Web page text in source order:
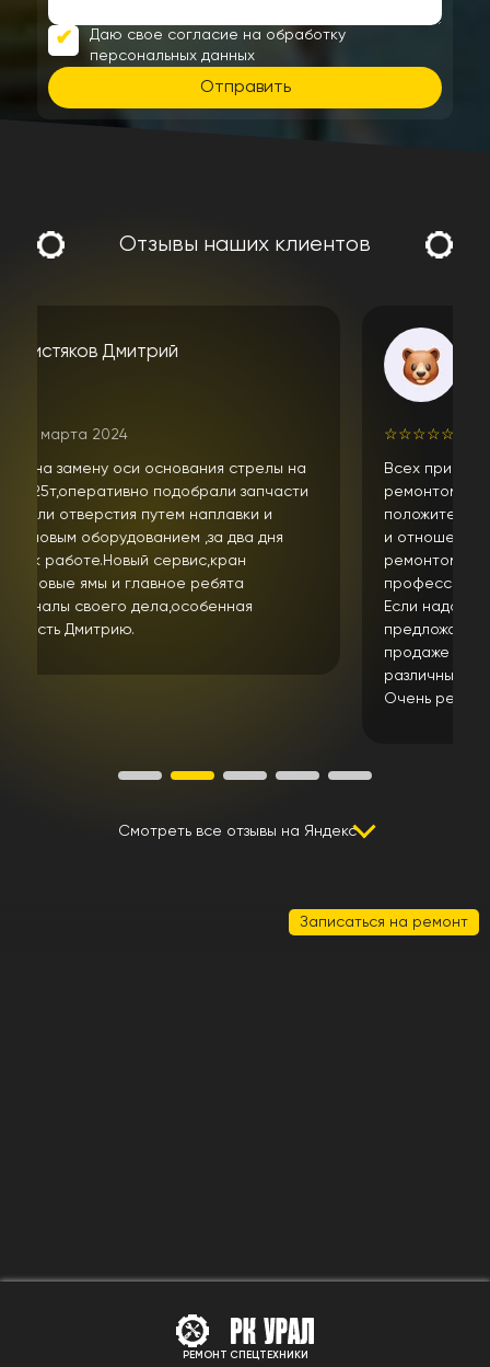
Даю свое согласие на обработку
персональных данных
Отправить
Отзывы наших клиентов
алексей л.
☆ ☆☆☆
Всех приветствую. Неоднократно обращался за
ремонтом спецтехники в данный сервис. Только
положительные впечатления от ремонта техники
и отношения к клиенту. Парни занимаются
ремонтом не первый год и очень
профессионально подходят к своей работе.
Если надо сами найдут и купят запчасть или
предложат решение проблемы если ее нет в
продаже ( что сейчас не редкость)Имеют
различные станки. Что мне лично очень помогло.
Смотреть все отзывы на Яндекс
Записаться на ремонт
РЕМОНТ СПЕЦТЕХНИКИ